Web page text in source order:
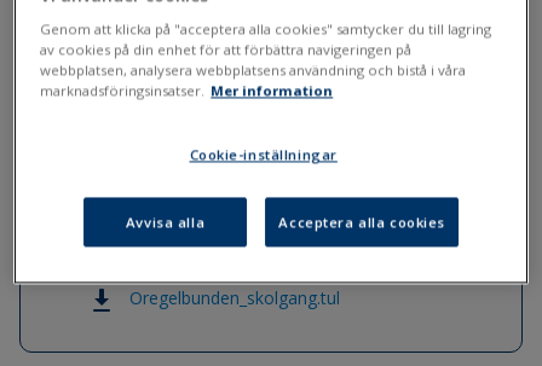
Oregelbunden skolgång
(Studerande)
Filer
Oregelbunden_skolgang.tul
Genom att klicka på "acceptera alla cookies" samtycker du till lagring
av cookies på din enhet för att förbättra navigeringen på
webbplatsen, analysera webbplatsens användning och bistå i våra
marknadsföringsinsatser. Mer information
Cookie-inställningar
Avvisa alla Acceptera alla cookies